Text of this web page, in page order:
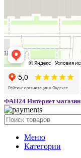
ФАН24 Интернет магазин
Меню
Категории